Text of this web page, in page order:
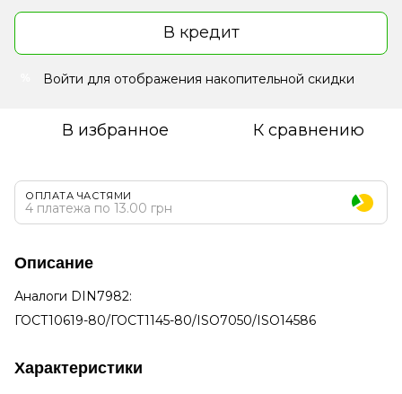
В кредит
Войти для отображения накопительной скидки
В избранное К сравнению
ОПЛАТА ЧАСТЯМИ
4 платежа по 13.00 грн
Описание
Аналоги DIN7982:
ГОСТ10619-80/ГОСТ1145-80/ISO7050/ISO14586
Характеристики